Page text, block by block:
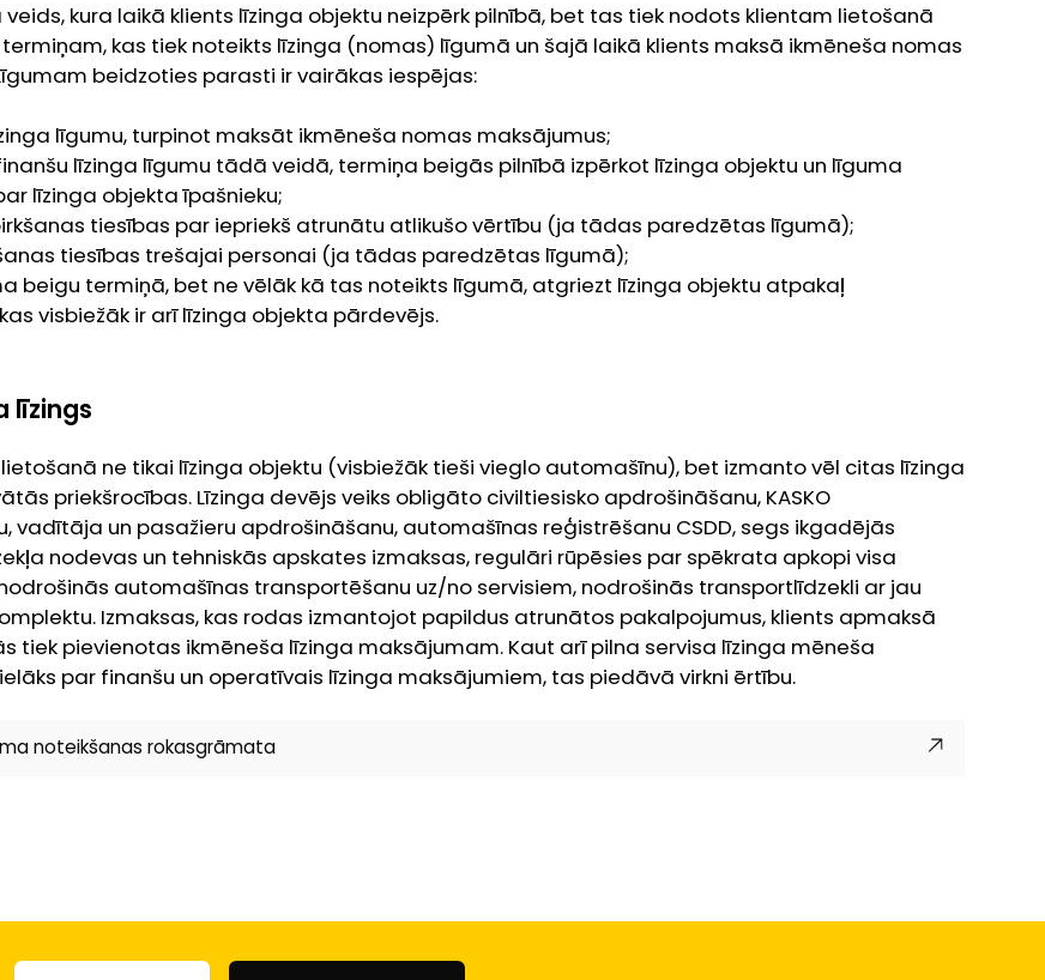
veids, kura laikā klients līzinga objektu neizpērk pilnībā, bet tas tiek nodots klientam lietošanā
kas tiek noteikts līzinga (nomas) līgumā un šajā laikā klients maksā ikmēneša nomas
beidzoties parasti ir vairākas iespējas:
līgumu, turpinot maksāt ikmēneša nomas maksājumus;
līzinga līgumu tādā veidā, termiņa beigās pilnībā izpērkot līzinga objektu un līguma
līzinga objekta īpašnieku;
tiesības par iepriekš atrunātu atlikušo vērtību (ja tādas paredzētas līgumā);
tiesības trešajai personai (ja tādas paredzētas līgumā);
beigu termiņā, bet ne vēlāk kā tas noteikts līgumā, atgriezt līzinga objektu atpakaļ
visbiežāk ir arī līzinga objekta pārdevējs.
līzings
ne tikai līzinga objektu (visbiežāk tieši vieglo automašīnu), bet izmanto vēl citas līzinga
priekšrocības. Līzinga devējs veiks obligāto civiltiesisko apdrošināšanu, KASKO
vadītāja un pasažieru apdrošināšanu, automašīnas reģistrēšanu CSDD, segs ikgadējās
nodevas un tehniskās apskates izmaksas, regulāri rūpēsies par spēkrata apkopi visa
automašīnas transportēšanu uz/no servisiem, nodrošinās transportlīdzekli ar jau
Izmaksas, kas rodas izmantojot papildus atrunātos pakalpojumus, klients apmaksā
tiek pievienotas ikmēneša līzinga maksājumam. Kaut arī pilna servisa līzinga mēneša
par finanšu un operatīvais līzinga maksājumiem, tas piedāvā virkni ērtību.
noteikšanas rokasgrāmata